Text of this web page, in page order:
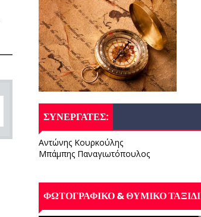
ΣΥΝΕΡΓΑΤΕΣ:
Αντώνης Κουρκούλης
Μπάμπης Παναγιωτόπουλος
ΦΩΤΟΓΡΑΦΙΚΟ & ΘΥΜΙΚΟ ΤΑΞΙΔΙ